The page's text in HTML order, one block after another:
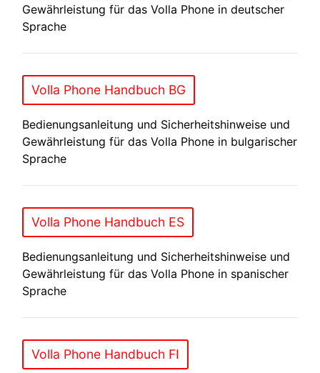
Gewährleistung für das Volla Phone in deutscher
Sprache
Volla Phone Handbuch BG
Bedienungsanleitung und Sicherheitshinweise und
Gewährleistung für das Volla Phone in bulgarischer
Sprache
Volla Phone Handbuch ES
Bedienungsanleitung und Sicherheitshinweise und
Gewährleistung für das Volla Phone in spanischer
Sprache
Volla Phone Handbuch FI